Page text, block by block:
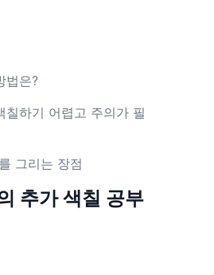
법은?
하기 어렵고 주의가 필
그리는 장점
추가 색칠 공부